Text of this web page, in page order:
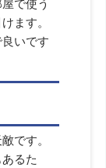
ます。
いです
です。
るた